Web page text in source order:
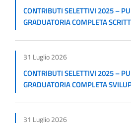
CONTRIBUTI SELETTIVI 2025 –
GRADUATORIA COMPLETA
31 Luglio 2026
CONTRIBUTI SELETTIVI 2025 –
GRADUATORIA COMPLETA
31 Luglio 2026